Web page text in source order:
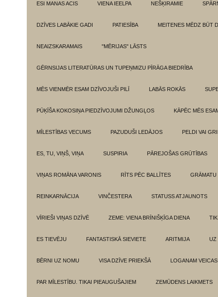
ESI MANAS ACIS VIENA IEELPA NEŠĶIRAMIE
DZĪVES LABĀKIE GADI PATIESĪBA MEITENES MĒDZ BŪT
NEAIZSKARAMAIS "MĒRIJAS" LĀSTS
GĒRNSIJAS LITERATŪRAS UN TUPEŅMIZU PĪRĀGA BIEDRĪBA
MĒS VIENMĒR ESAM DZĪVOJUŠI PILĪ LABĀS ROKĀS
PŪĶĪŠA KOKOSIŅA PIEDZĪVOJUMI DŽUNGĻOS KĀPĒC MĒS
MĪLESTĪBAS VECUMS PAZUDUŠI LEDĀJOS PELDI VAI
ES, TU, VIŅŠ, VIŅA SUSPIRIA PĀREJOŠAS GRŪTĪBAS
VIŅAS ROMĀNA VARONIS RĪTS PĒC BALLĪTES GRĀMATU
REINKARNĀCIJA VINČESTERA STATUSS ATJAUNOTS
VĪRIEŠI VIŅAS DZĪVĒ ZEME: VIENA BRĪNIŠĶĪGA DIENA
ES TIEVĒJU FANTASTISKĀ SIEVIETE ARITMIJA UZ
BĒRNI UZ NOMU VISA DZĪVE PRIEKŠĀ LOGANAM VEICAS
PAR MĪLESTĪBU. TIKAI PIEAUGUŠAJIEM ZEMŪDENS LAIKMETS